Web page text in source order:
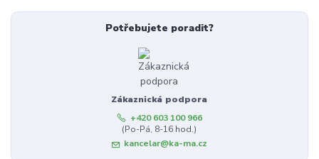
Potřebujete poradit?
Zákaznická podpora
+420 603 100 966
(Po-Pá, 8-16 hod.)
kancelar@ka-ma.cz